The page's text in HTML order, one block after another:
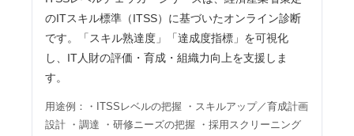
のITスキル標準（ITSS）に基づいたオンライン診断
です。「スキル熟達度」「達成度指標」を可視化
し、IT人財の評価・育成・組織力向上を支援しま
す。
用途例：・ITSSレベルの把握 ・スキルアップ／育成計画
設計 ・調達 ・研修ニーズの把握 ・採用スクリーニング